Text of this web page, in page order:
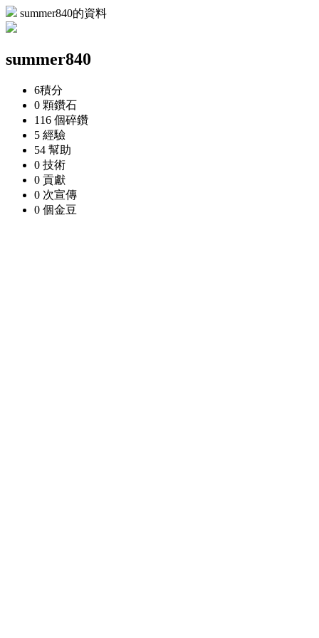
summer840的資料
summer840
6積分
0 顆鑽石
116 個碎鑽
5 經驗
54 幫助
0 技術
0 貢獻
0 次宣傳
0 個金豆